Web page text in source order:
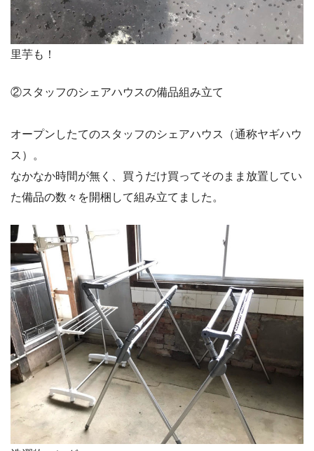
里芋も！
②スタッフのシェアハウスの備品組み立て
オープンしたてのスタッフのシェアハウス（通称ヤギハウ
ス）。
なかなか時間が無く、買うだけ買ってそのまま放置してい
た備品の数々を開梱して組み立てました。